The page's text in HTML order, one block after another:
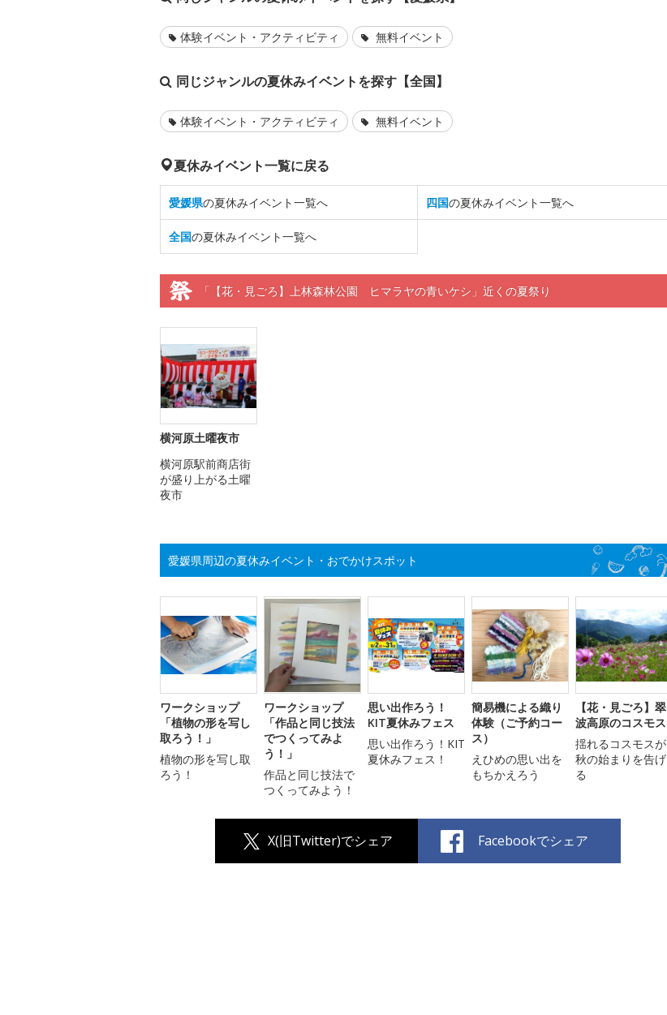
体験イベント・アクティビティ 無料イベント
同じジャンルの夏休みイベントを探す【全国】
体験イベント・アクティビティ 無料イベント
夏休みイベント一覧に戻る
愛媛県の夏休みイベント一覧へ 四国の夏休みイベント一覧へ
全国の夏休みイベント一覧へ
「【花・見ごろ】上林森林公園 ヒマラヤの青いケシ」近くの夏祭り
横河原土曜夜市
横河原駅前商店街
が盛り上がる土曜
夜市
愛媛県周辺の夏休みイベント・おでかけスポット
ワークショップ
「植物の形を写し
取ろう！」
植物の形を写し取
ろう！
ワークショップ
「作品と同じ技法
でつくってみよ
う！」
作品と同じ技法で
つくってみよう！
思い出作ろう！
KIT夏休みフェス
思い出作ろう！KIT
夏休みフェス！
簡易機による織り
体験（ご予約コー
ス）
えひめの思い出を
もちかえろう
【花・見ごろ】翠
波高原のコスモス
揺れるコスモスが
秋の始まりを告げ
る
X(旧Twitter)でシェア Facebookでシェア